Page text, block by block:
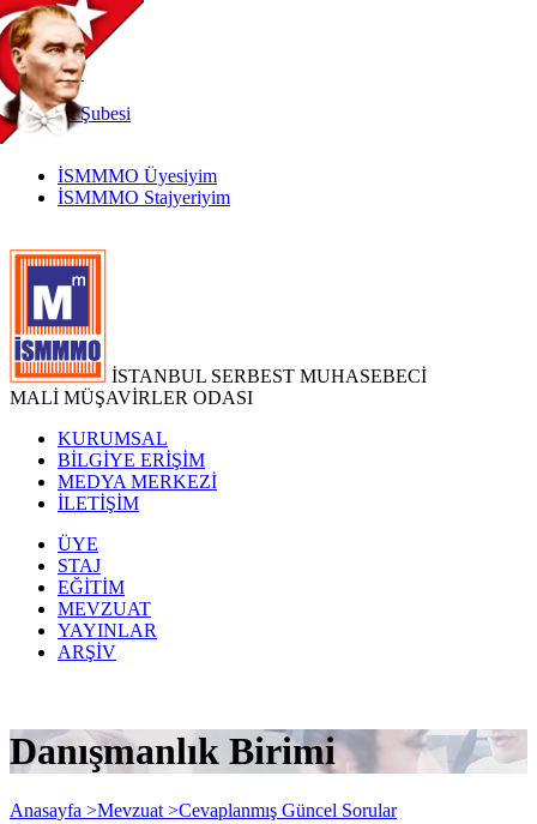
TR
|
EN
İnternetŞubesi
İSMMMO Üyesiyim
İSMMMO Stajyeriyim
İSTANBUL SERBEST MUHASEBECİ
MALİ MÜŞAVİRLER ODASI
KURUMSAL
BİLGİYE ERİŞİM
MEDYA MERKEZİ
İLETİŞİM
ÜYE
STAJ
EĞİTİM
MEVZUAT
YAYINLAR
ARŞİV
Danışmanlık Birimi
Anasayfa >Mevzuat >Cevaplanmış Güncel Sorular